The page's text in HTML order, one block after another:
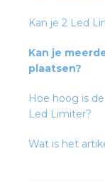
Kan je 2 Led
Kan je
plaatsen?
Hoe hoog is
Led Limiter?
Wat is het